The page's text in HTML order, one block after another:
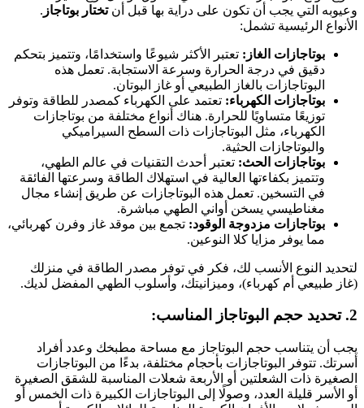
وعيوبه التي يجب أن تكون على دراية بها قبل أنتختار بوتاجاز .
الأنواع الرئيسية تشمل:
بوتاجازات الغاز: تعتبر الأكثر شيوعًا واستخدامًا، وتتميز بتحكم
دقيق في درجة الحرارة وسرعة الاستجابة. تعمل هذه
البوتاجازات بالغاز الطبيعي أو غاز البوتان.
بوتاجازات الكهرباء: تعتمد على الكهرباء كمصدر للطاقة وتوفر
توزيعًا متساويًا للحرارة. هناك أنواع مختلفة من بوتاجازات
الكهرباء، مثل البوتاجازات ذات السطح السيراميكي
والبوتاجازات الحثية.
بوتاجازات الحث: تعتبر أحدث التقنيات في عالم الطهي،
وتتميز بكفاءتها العالية في استهلاك الطاقة وسرعتها الفائقة
في التسخين. تعمل هذه البوتاجازات عن طريق إنشاء مجال
مغناطيسي يسخن أواني الطهي مباشرة.
بوتاجازات مزدوجة الوقود: تجمع بين موقد غاز وفرن كهربائي،
مما يوفر مزايا كلا النوعين.
لتحديد النوع الأنسب لك، فكر في توفر مصدر الطاقة في منزلك
(غاز طبيعي أم كهرباء)، وميزانيتك، وأسلوب الطهي المفضل لديك.
2. تحديد حجم البوتاجاز المناسب:
يجب أن يتناسب حجم البوتاجاز مع مساحة مطبخك وعدد أفراد
أسرتك. تتوفر البوتاجازات بأحجام مختلفة، بدءًا من البوتاجازات
الصغيرة ذات الشعلتين أو الأربعة شعلات المناسبة للشقق الصغيرة
أو الأسر قليلة العدد، وصولًا إلى البوتاجازات الكبيرة ذات الخمس أو